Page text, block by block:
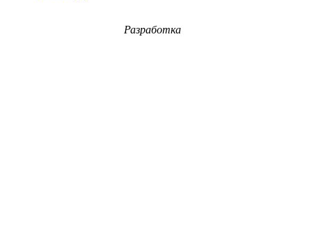
Разработка